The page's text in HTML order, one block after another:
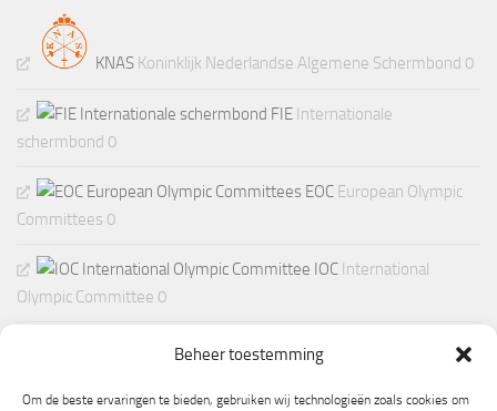
Beheer toestemming
Om de beste ervaringen te bieden, gebruiken wij technologieën zoals cookies om
KNAS Koninklijk Nederlandse Algemene Schermbond 0
FIE Internationale
schermbond 0
EOC European Olympic
Committees 0
IOC International
Olympic Committee 0